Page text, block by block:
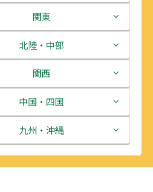
北海道
青森県
岩手県
宮城県
秋田県
山形県
関東
茨城県
栃木県
群馬県
埼玉県
千葉県
北陸・中部
新潟県
富山県
石川県
福井県
関西
三重県
滋賀県
京都府
中国・四国
鳥取県
島根県
九州・沖縄
福岡県